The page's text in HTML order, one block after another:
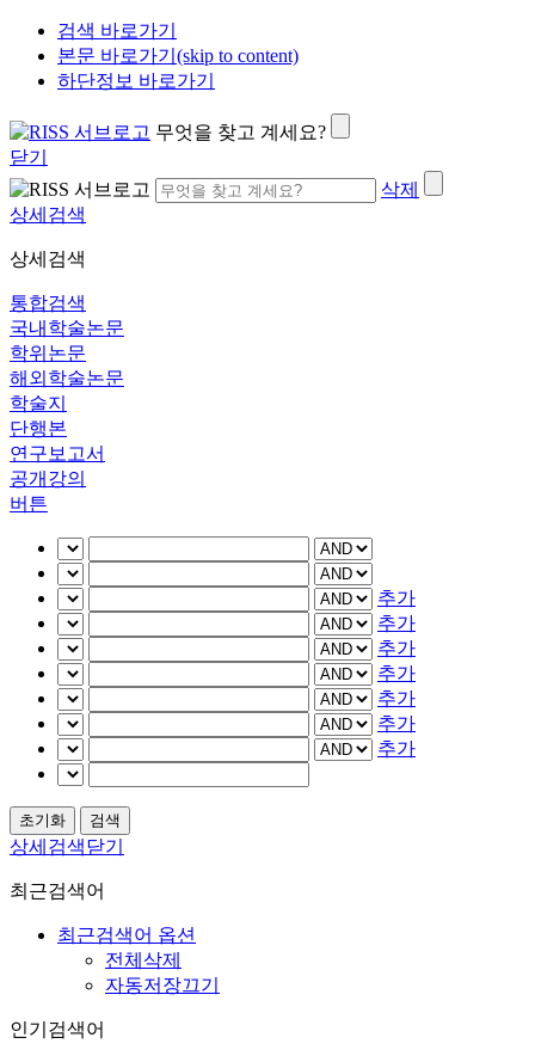
검색 바로가기
본문 바로가기(skip to content)
하단정보 바로가기
무엇을 찾고 계세요?
닫기
삭제
상세검색
상세검색
통합검색
국내학술논문
학위논문
해외학술논문
학술지
단행본
연구보고서
공개강의
버튼
추가
추가
추가
추가
추가
추가
추가
상세검색닫기
최근검색어
최근검색어 옵션
전체삭제
자동저장끄기
인기검색어